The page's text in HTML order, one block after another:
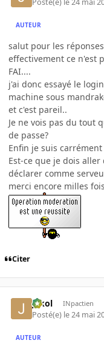
Posté(e) le 24 mai
AUTEUR
salut pour les
effectivement ce n'est
FAI....
j'ai donc essayé le
machine sous
et c'est pareil..
Je ne vois pas du tout
de passe?
Enfin je suis
Est-ce que je dois
déclarer comme
merci encore milles fois
Citer
jakol INpactien
Posté(e) le 24 mai
AUTEUR